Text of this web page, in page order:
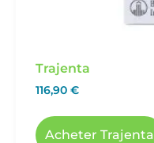
Trajenta
116,90 €
Acheter Trajenta